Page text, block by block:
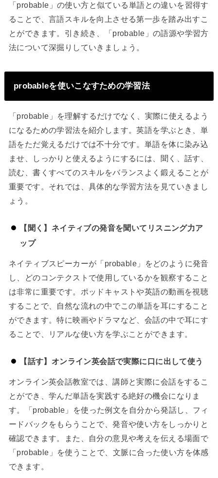
「probable」の使い方と似ている単語との違いを習得す
ることで、言語スキルを向上させる第一歩を踏み出すこ
とができます。引き続き、「probable」の語源や学習方
法について深掘りしていきましょう。
probableを使いこなすための学習法
「probable」を理解するだけでなく、実際に使えるよう
になるための学習法を紹介します。英語を学ぶとき、単
語をただ覚えるだけでは不十分です。単語を体に染み込
ませ、しっかりと使えるようにするには、聞く、話す、
読む、書くすべてのスキルをバランスよく鍛えることが
重要です。それでは、具体的な学習方法を見ていきまし
ょう。
【聞く】ネイティブの発音を聞いてリスニング力ア
ップ
ネイティブスピーカーが「probable」をどのように発音
し、どのコンテクストで使用しているかを観察すること
は非常に重要です。ポッドキャストや英語の動画を視聴
することで、自然な流れの中でこの単語を耳にすること
ができます。特に映画やドラマなど、会話の中で耳にす
ることで、リアルな使い方を学ぶことができます。
【話す】オンライン英会話で実際に口に出して使う
オンライン英会話教室では、講師と実際に会話をするこ
とができ、学んだ単語を実践する絶好の機会になりま
す。「probable」を使った例文を自分から発話し、フィ
ードバックをもらうことで、発音や使い方をしっかりと
確認できます。また、自分の意見や考えを伝える場面で
「probable」を使うことで、文脈に合った使い方を体感
できます。